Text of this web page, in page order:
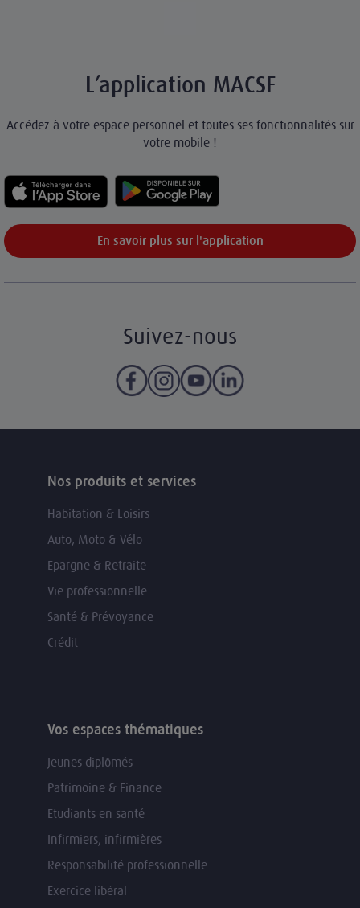
L’application MACSF
Accédez à votre espace personnel et toutes ses fonctionnalités sur
votre mobile !
En savoir plus sur l'application
Suivez-nous
Nos produits et services
Habitation & Loisirs
Auto, Moto & Vélo
Epargne & Retraite
Vie professionnelle
Santé & Prévoyance
Crédit
Vos espaces thématiques
Jeunes diplômés
Patrimoine & Finance
Etudiants en santé
Infirmiers, infirmières
Responsabilité professionnelle
Exercice libéral